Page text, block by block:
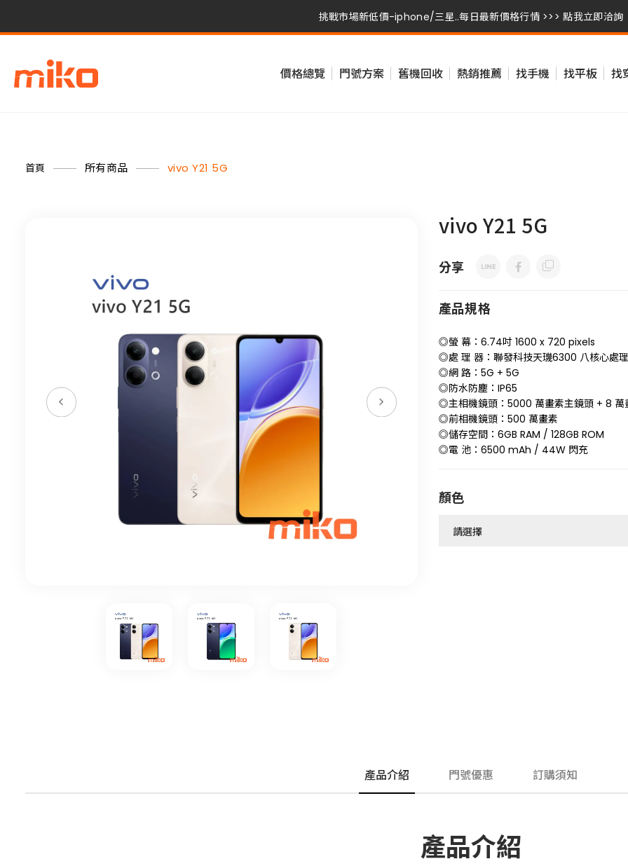
挑戰市場新低價-iphone/三星..每日最新價格行情 >>> 點我立即洽詢
挑戰市場新低價-iphone/三星..每日最新價格行情 >>> 點我立即洽詢
價格總覽 門號方案 舊機回收 熱銷推薦 找手機 找平板 找
首頁 所有商品 vivo Y21 5G
vivo Y21 5G
分享
產品規格
◎螢 幕：6.74吋 1600 x 720 pixels
◎處 理 器：聯發科技天璣6300 八核心處
◎網 路：5G + 5G
◎防水防塵：IP65
◎主相機鏡頭：5000 萬畫素主鏡頭 + 8 萬
◎前相機鏡頭：500 萬畫素
◎儲存空間：6GB RAM / 128GB ROM
◎電 池：6500 mAh / 44W 閃充
顏色
產品介紹 門號優惠 訂購須知
產品介紹